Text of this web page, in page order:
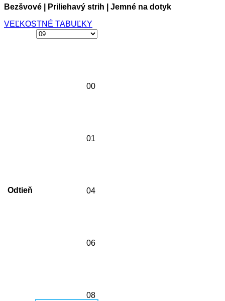
Bezšvové | Priliehavý strih | Jemné na dotyk
VEĽKOSTNÉ TABUĽKY
Odtieň
00
01
04
06
08